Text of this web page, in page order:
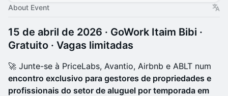
About Event
15 de abril de 2026 · GoWork Itaim Bibi ·
Gratuito · Vagas limitadas
🚀 Junte-se à PriceLabs, Avantio, Airbnb e ABLT num
encontro exclusivo para gestores de propriedades e
profissionais do setor de aluguel por temporada em